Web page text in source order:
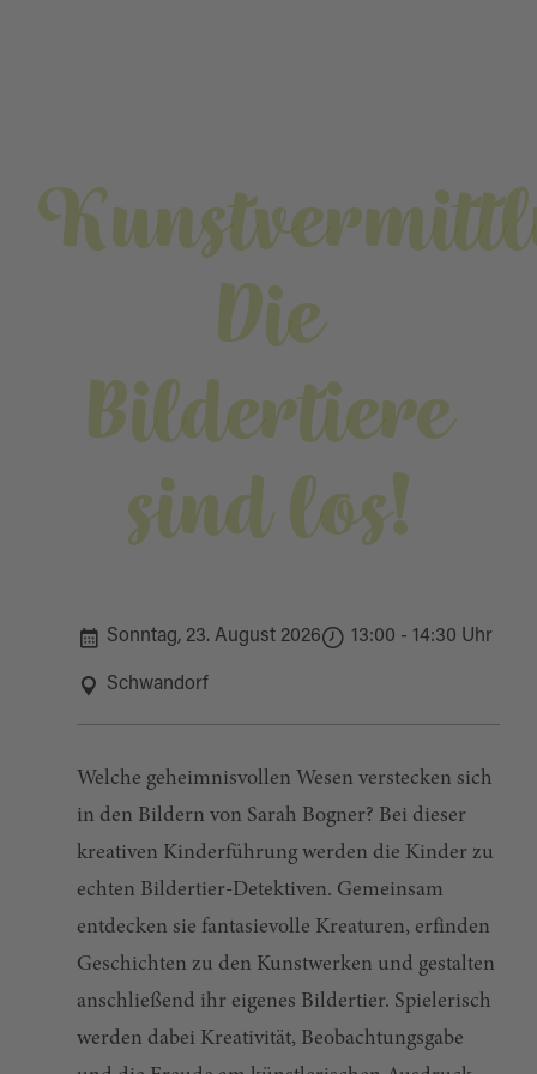
Die
Bildertiere
sind los!
Sonntag, 23. August 2026 13:00 - 14:30 Uhr
Schwandorf
Welche geheimnisvollen Wesen verstecken sich
in den Bildern von Sarah Bogner? Bei dieser
kreativen Kinderführung werden die Kinder zu
echten Bildertier-Detektiven. Gemeinsam
entdecken sie fantasievolle Kreaturen, erfinden
Geschichten zu den Kunstwerken und gestalten
anschließend ihr eigenes Bildertier. Spielerisch
werden dabei Kreativität, Beobachtungsgabe